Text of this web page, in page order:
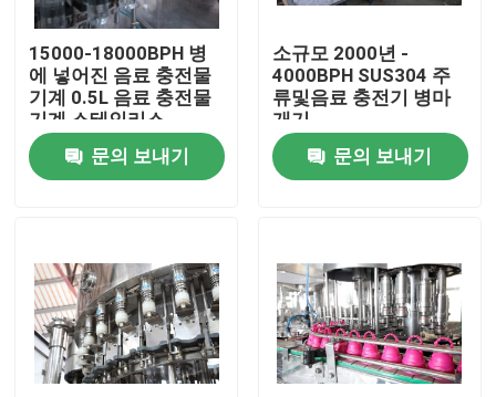
제품
우리에 대하여
15000-18000BPH 병
에 넣어진 음료 충전물
기계 0.5L 음료 충전물
기계 스테인리스
문의 보내기
소규모 2000년 -
4000BPH SUS304 주
류및음료 충전기 병마
개기
문의 보내기